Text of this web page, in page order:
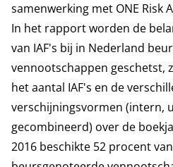
samenwerking met ONE Risk
In het rapport worden de
van IAF's bij in Nederland
vennootschappen geschetst,
het aantal IAF's en de
verschijningsvormen (intern,
gecombineerd) over de
2016 beschikte 52 procent